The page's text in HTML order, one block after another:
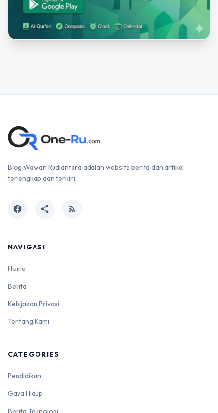
Blog Wawan Rudiantara adalah website berita dan artikel
terlengkap dan terkini
facebook share rss_feed
NAVIGASI
Home
Berita
Kebijakan Privasi
Tentang Kami
CATEGORIES
Pendidikan
Gaya Hidup
Berita Teknologi